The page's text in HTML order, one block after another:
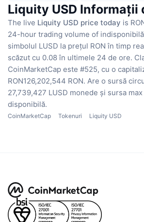
Liquity USD Informații
The live Liquity USD price today is
24-hour trading volume of
simbolul LUSD la prețul RON în timp
scăzut cu 0.08 în ultimele 24 de ore.
CoinMarketCap este #525, cu o
RON126,202,544 RON. Are o sursă
27,739,427 LUSD monede și sursa
disponibilă.
CoinMarketCap Tokenuri Liquity USD